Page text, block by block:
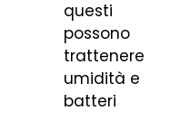
questi
possono
trattenere
umidità e
batteri